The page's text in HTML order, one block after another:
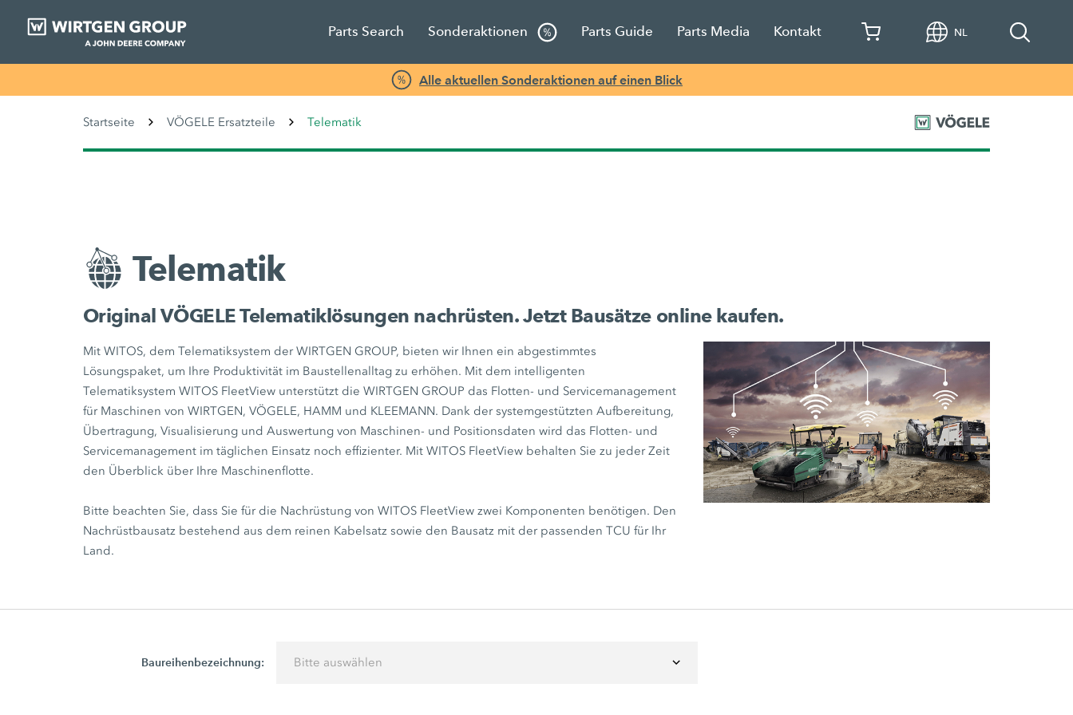
Parts Search Sonderaktionen Parts Guide Parts Media Kontakt NL
Alle aktuellen Sonderaktionen auf einen Blick
Startseite VÖGELE Ersatzteile Telematik
Telematik
Original VÖGELE Telematiklösungen nachrüsten. Jetzt Bausätze online kaufen.
Mit WITOS, dem Telematiksystem der WIRTGEN GROUP, bieten wir Ihnen ein abgestimmtes
Lösungspaket, um Ihre Produktivität im Baustellenalltag zu erhöhen. Mit dem intelligenten
Telematiksystem WITOS FleetView unterstützt die WIRTGEN GROUP das Flotten- und Servicemanagement
für Maschinen von WIRTGEN, VÖGELE, HAMM und KLEEMANN. Dank der systemgestützten Aufbereitung,
Übertragung, Visualisierung und Auswertung von Maschinen- und Positionsdaten wird das Flotten- und
Servicemanagement im täglichen Einsatz noch effizienter. Mit WITOS FleetView behalten Sie zu jeder Zeit
den Überblick über Ihre Maschinenflotte.
Bitte beachten Sie, dass Sie für die Nachrüstung von WITOS FleetView zwei Komponenten benötigen. Den
Nachrüstbausatz bestehend aus dem reinen Kabelsatz sowie den Bausatz mit der passenden TCU für Ihr
Land.
Baureihenbezeichnung: Bitte auswählen